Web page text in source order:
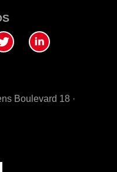
Boulevard 18 ·